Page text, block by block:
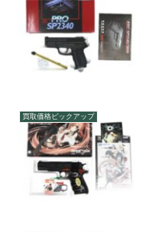
買取価格ピックアップ